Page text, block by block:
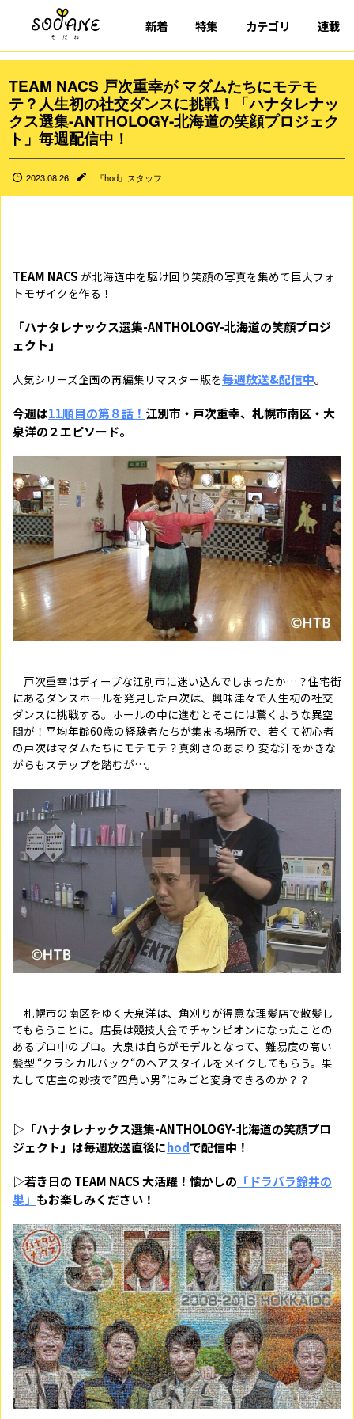
新着 特集 カテゴリ 連載
TEAM NACS 戸次重幸が マダムたちにモテモ
テ？人生初の社交ダンスに挑戦！「ハナタレナッ
クス選集-ANTHOLOGY-北海道の笑顔プロジェク
ト」毎週配信中！
2023.08.26 『hod』スタッフ
TEAM NACS が北海道中を駆け回り笑顔の写真を集めて巨大フォ
トモザイクを作る！
「ハナタレナックス選集-ANTHOLOGY-北海道の笑顔プロジ
ェクト」
人気シリーズ企画の再編集リマスター版を毎週放送&配信中。
今週は11順目の第８話！ 江別市・戸次重幸、札幌市南区・大
泉洋の２エピソード。
戸次重幸はディープな江別市に迷い込んでしまったか…？住宅街
にあるダンスホールを発見した戸次は、興味津々で人生初の社交
ダンスに挑戦する。ホールの中に進むとそこには驚くような異空
間が！平均年齢60歳の経験者たちが集まる場所で、若くて初心者
の戸次はマダムたちにモテモテ？真剣さのあまり 変な汗をかきな
がらもステップを踏むが…。
札幌市の南区をゆく大泉洋は、角刈りが得意な理髪店で散髪し
てもらうことに。店長は競技大会でチャンピオンになったことの
あるプロ中のプロ。大泉は自らがモデルとなって、難易度の高い
髪型 “クラシカルバック“のヘアスタイルをメイクしてもらう。果
たして店主の妙技で”四角い男”にみごと変身できるのか？？
▷「ハナタレナックス選集-ANTHOLOGY-北海道の笑顔プロ
ジェクト」は毎週放送直後にhodで配信中！
▷若き日の TEAM NACS 大活躍！懐かしの 「ドラバラ鈴井の
巣 」 もお楽しみください！